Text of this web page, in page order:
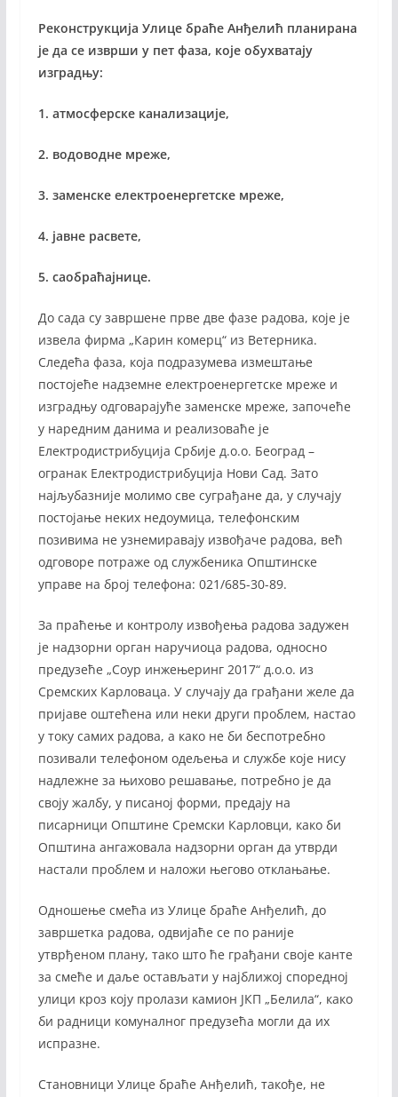
Реконструкција Улице браће Анђелић планирана
је да се изврши у пет фаза, које обухватају
изградњу:
1. атмосферске канализације,
2. водоводне мреже,
3. заменске електроенергетске мреже,
4. јавне расвете,
5. саобраћајнице.
До сада су завршене прве две фазе радова, које је
извела фирма „Карин комерц“ из Ветерника.
Следећа фаза, која подразумева измештање
постојеће надземне електроенергетске мреже и
изградњу одговарајуће заменске мреже, започеће
у наредним данима и реализоваће је
Електродистрибуција Србије д.о.о. Београд –
огранак Електродистрибуција Нови Сад. Зато
најљубазније молимо све суграђане да, у случају
постојање неких недоумица, телефонским
позивима не узнемиравају извођаче радова, већ
одговоре потраже од службеника Општинске
управе на број телефона: 021/685-30-89.
За праћење и контролу извођења радова задужен
је надзорни орган наручиоца радова, односно
предузеће „Соур инжењеринг 2017“ д.о.о. из
Сремских Карловаца. У случају да грађани желе да
пријаве оштећена или неки други проблем, настао
у току самих радова, а како не би беспотребно
позивали телефоном одељења и службе које нису
надлежне за њихово решавање, потребно је да
своју жалбу, у писаној форми, предају на
писарници Општине Сремски Карловци, како би
Општина ангажовала надзорни орган да утврди
настали проблем и наложи његово отклањање.
Одношење смећа из Улице браће Анђелић, до
завршетка радова, одвијаће се по раније
утврђеном плану, тако што ће грађани своје канте
за смеће и даље остављати у најближој споредној
улици кроз коју пролази камион ЈКП „Белила“, како
би радници комуналног предузећа могли да их
испразне.
Становници Улице браће Анђелић, такође, не